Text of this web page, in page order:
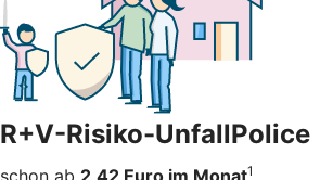
R+V-Risiko-UnfallPolice
schon ab 2,42 Euro im Monat1